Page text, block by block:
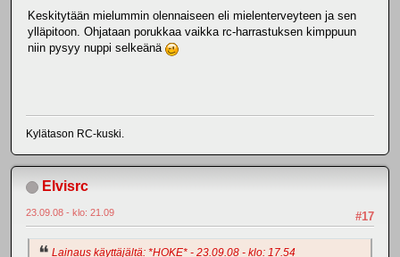
Keskitytään mielummin olennaiseen eli mielenterveyteen ja sen
ylläpitoon. Ohjataan porukkaa vaikka rc-harrastuksen kimppuun
niin pysyy nuppi selkeänä
Kylätason RC-kuski.
Elvisrc
#17
23.09.08 - klo: 21.09
Lainaus käyttäjältä: *HOKE* - 23.09.08 - klo: 17.54